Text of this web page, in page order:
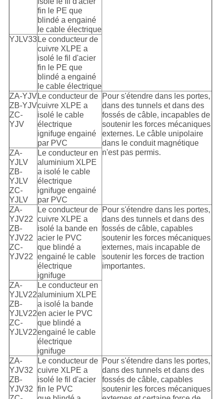
fin le PE que
blindé a engainé
le cable électrique
YJLV33Le conducteur de
cuivre XLPE a
isolé le fil d'acier
fin le PE que
blindé a engainé
le cable électrique
ZA-YJV
ZB-YJV
ZC-
YJV
Le conducteur de
cuivre XLPE a
isolé le cable
électrique
ignifuge engainé
par PVC
Pour s'étendre dans les portes,
dans des tunnels et dans des
fossés de câble, incapables de
soutenir les forces mécaniques
externes. Le câble unipolaire
dans le conduit magnétique
n'est pas permis.
ZA-
YJLV
ZB-
YJLV
ZC-
YJLV
Le conducteur en
aluminium XLPE
a isolé le cable
électrique
ignifuge engainé
par PVC
ZA-
YJV22
ZB-
YJV22
ZC-
YJV22
Le conducteur de
cuivre XLPE a
isolé la bande en
acier le PVC
que blindé a
engainé le cable
électrique
ignifuge
Pour s'étendre dans les portes,
dans des tunnels et dans des
fossés de câble, capables
soutenir les forces mécaniques
externes, mais incapable de
soutenir les forces de traction
importantes.
ZA-
YJLV22
ZB-
YJLV22
ZC-
YJLV22
Le conducteur en
aluminium XLPE
a isolé la bande
en acier le PVC
que blindé a
engainé le cable
électrique
ignifuge
ZA-
YJV32
ZB-
YJV32
Le conducteur de
cuivre XLPE a
isolé le fil d'acier
fin le PVC
Pour s'étendre dans les portes,
dans des tunnels et dans des
fossés de câble, capables
soutenir les forces mécaniques